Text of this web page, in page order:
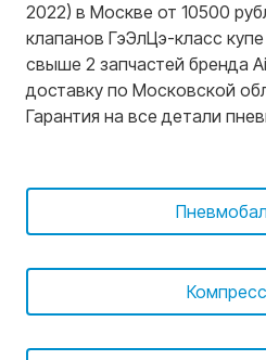
2022) в Москве от 10500
клапанов ГэЭлЦэ-класс
свыше 2 запчастей бренда
доставку по Московской
Гарантия на все детали